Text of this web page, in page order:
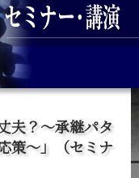
夫？～承継パタ
策～」（セミナ